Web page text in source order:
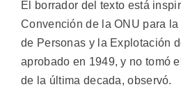
El borrador del texto está
Convención de la ONU para
de Personas y la Explotación
aprobado en 1949, y no tomó
de la última decada, observó.